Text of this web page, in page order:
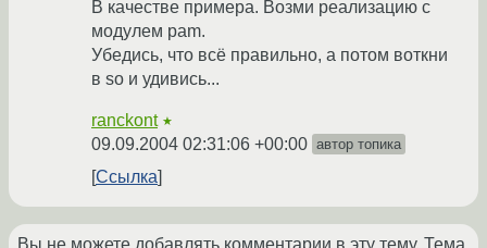
В качестве примера. Возми реализацию с
модулем pam.
Убедись, что всё правильно, а потом воткни
в so и удивись...
ranckont ★
09.09.2004 02:31:06 +00:00 автор топика
Ссылка